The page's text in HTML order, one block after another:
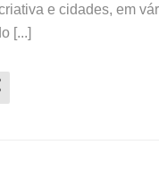
e cidades, em
[...]